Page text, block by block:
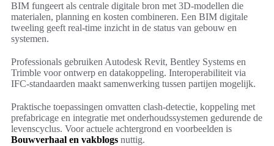
BIM fungeert als centrale digitale bron met 3D-modellen die
materialen, planning en kosten combineren. Een BIM digitale
tweeling geeft real-time inzicht in de status van gebouw en
systemen.
Professionals gebruiken Autodesk Revit, Bentley Systems en
Trimble voor ontwerp en datakoppeling. Interoperabiliteit via
IFC-standaarden maakt samenwerking tussen partijen mogelijk.
Praktische toepassingen omvatten clash-detectie, koppeling met
prefabricage en integratie met onderhoudssystemen gedurende de
levenscyclus. Voor actuele achtergrond en voorbeelden is
Bouwverhaal en vakblogs nuttig.